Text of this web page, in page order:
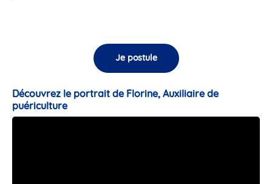
Je postule
Découvrez le portrait de Florine, Auxiliaire de
puériculture